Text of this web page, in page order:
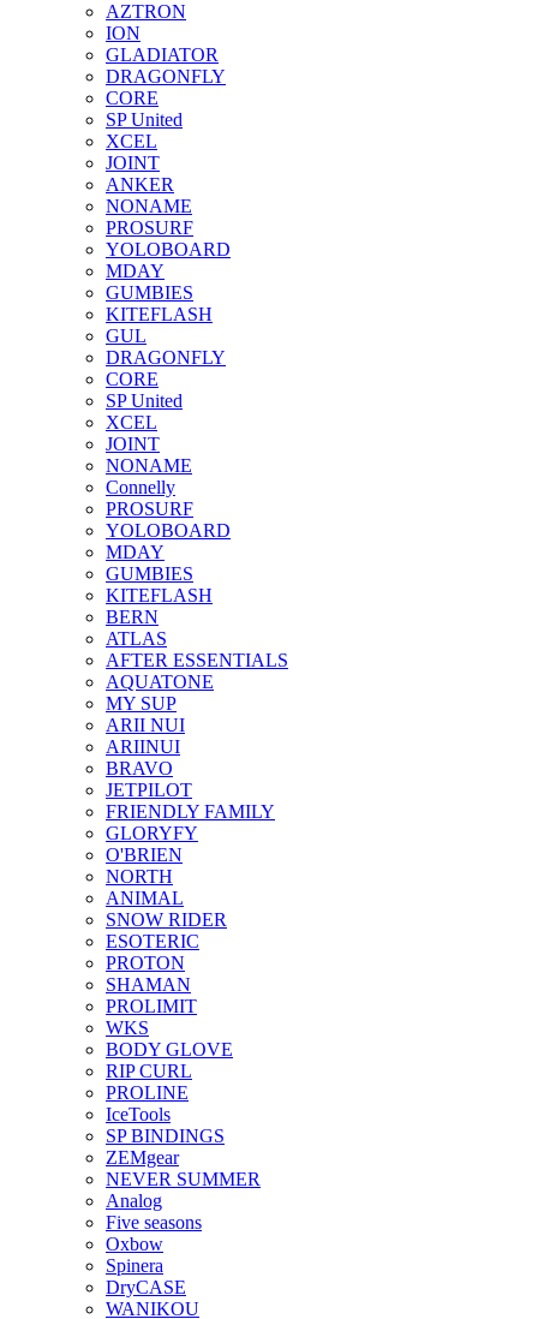
AZTRON
ION
GLADIATOR
DRAGONFLY
CORE
SP United
XCEL
JOINT
ANKER
NONAME
PROSURF
YOLOBOARD
MDAY
GUMBIES
KITEFLASH
GUL
DRAGONFLY
CORE
SP United
XCEL
JOINT
NONAME
Connelly
PROSURF
YOLOBOARD
MDAY
GUMBIES
KITEFLASH
BERN
ATLAS
AFTER ESSENTIALS
AQUATONE
MY SUP
ARII NUI
ARIINUI
BRAVO
JETPILOT
FRIENDLY FAMILY
GLORYFY
O'BRIEN
NORTH
ANIMAL
SNOW RIDER
ESOTERIC
PROTON
SHAMAN
PROLIMIT
WKS
BODY GLOVE
RIP CURL
PROLINE
IceTools
SP BINDINGS
ZEMgear
NEVER SUMMER
Analog
Five seasons
Oxbow
Spinera
DryCASE
WANIKOU